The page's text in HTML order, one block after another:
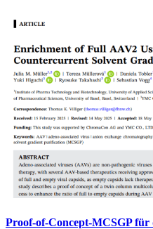
Proof-of-Concept-MCSGP für